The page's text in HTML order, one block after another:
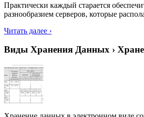
Практически каждый старается
разнообразием серверов, которые
Читать далее ›
Виды Хранения Данных ›